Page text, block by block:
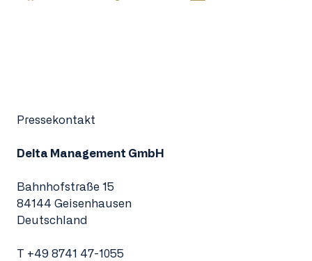
Pressekontakt
Delta Management GmbH
Bahnhofstraße 15
84144 Geisenhausen
Deutschland
T +49 8741 47-1055